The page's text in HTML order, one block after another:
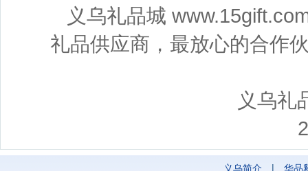
义乌礼品城
礼品供应商，最放心的合作
义乌礼品城（
2014-
义乌简介 | 华品